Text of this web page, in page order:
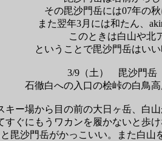
その毘沙門岳には07年の
また翌年3月には和たん、
このときは白山や北
ということで毘沙門岳はい
3/9 （土） 毘沙門岳
石徹白への入口の桧峠の白鳥
キー場から目の前の大日ヶ岳、白
すぐにもうワカンを履かないと歩
毘沙門岳がかっこいい。また白山